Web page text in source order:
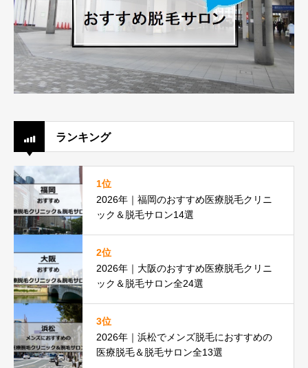
ランキング
1位
2026年｜福岡のおすすめ医療脱毛クリニ
ック＆脱毛サロン14選
2位
2026年｜大阪のおすすめ医療脱毛クリニ
ック＆脱毛サロン全24選
3位
2026年｜浜松でメンズ脱毛におすすめの
医療脱毛＆脱毛サロン全13選